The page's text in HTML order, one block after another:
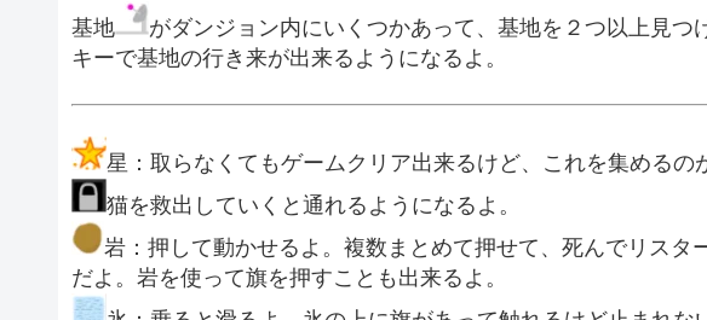
基地
がダンジョン内にいくつかあって、基地を２つ以上見
キーで基地の行き来が出来るようになるよ。
星：取らなくてもゲームクリア出来るけど、これを集めるの
猫を救出していくと通れるようになるよ。
岩：押して動かせるよ。複数まとめて押せて、死んでリスタ
だよ。岩を使って旗を押すことも出来るよ。